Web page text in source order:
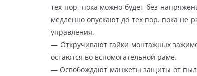
тех пор, пока можно будет без
медленно опускают до тех пор. пока не
управления.
— Откручивают гайки монтажных
остаются во вспомогательной раме.
— Освобождают манжеты защиты от